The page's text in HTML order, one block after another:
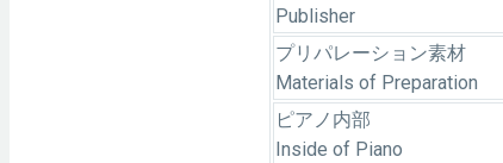
Publisher
プリパレーション素材
Materials of Preparation
ピアノ内部
Inside of Piano